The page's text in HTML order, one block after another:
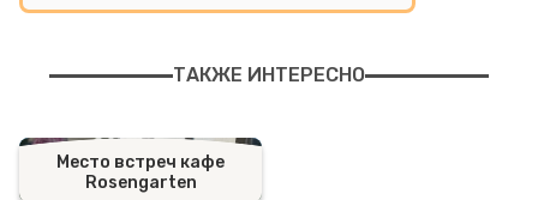
ТАКЖЕ ИНТЕРЕСНО
Место встреч кафе
Rosengarten